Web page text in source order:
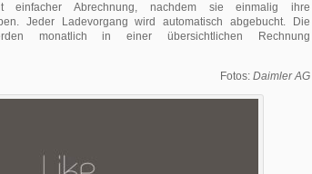
einfacher Abrechnung, nachdem sie einmalig ihre
Jeder Ladevorgang wird automatisch abgebucht. Die
monatlich in einer übersichtlichen Rechnung
Fotos: Daimler AG